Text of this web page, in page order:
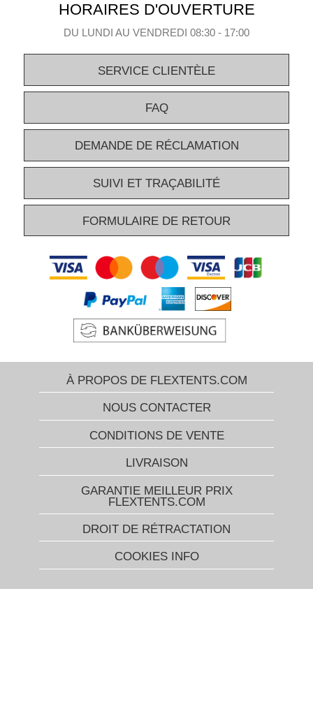
HORAIRES D'OUVERTURE
DU LUNDI AU VENDREDI 08:30 - 17:00
SERVICE CLIENTÈLE
FAQ
DEMANDE DE RÉCLAMATION
SUIVI ET TRAÇABILITÉ
FORMULAIRE DE RETOUR
À PROPOS DE FLEXTENTS.COM
NOUS CONTACTER
CONDITIONS DE VENTE
LIVRAISON
GARANTIE MEILLEUR PRIX
FLEXTENTS.COM
DROIT DE RÉTRACTATION
COOKIES INFO